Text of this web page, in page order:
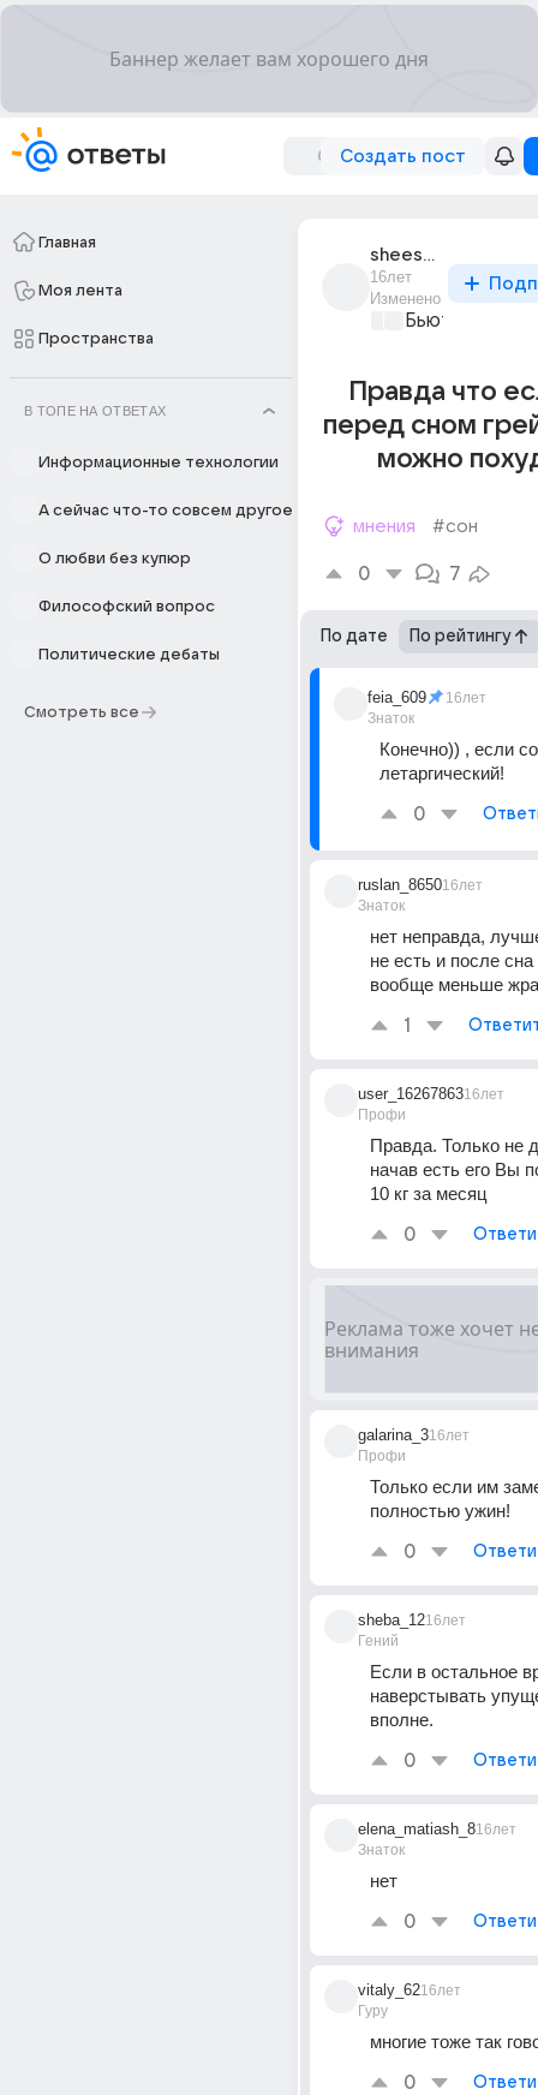
Создать пост
Главная
Моя лента
Пространства
В ТОПЕ НА ОТВЕТАХ
Информационные технологии
А сейчас что-то совсем другое
О любви без купюр
Философский вопрос
Политические дебаты
Смотреть все
sheesecake
16лет
Изменено
Бьютилэнд
Правда что
перед сном
можно
мнения #сон
0 7
По дате По рейтингу
feia_609
Знаток
16лет
Конечно)) , если
летаргический!
0
ruslan_8650
Знаток
16лет
нет неправда,
не есть и после сна
вообще меньше
1
user_16267863
Профи
16лет
Правда. Только не
начав есть его Вы
10 кг за месяц
0
galarina_3
Профи
16лет
Только если им
полностью ужин!
0
sheba_12
Гений
16лет
Если в остальное
наверстывать
вполне.
0
elena_matiash_8
Знаток
16лет
нет
0
vitaly_62
Гуру
16лет
многие тоже так
0